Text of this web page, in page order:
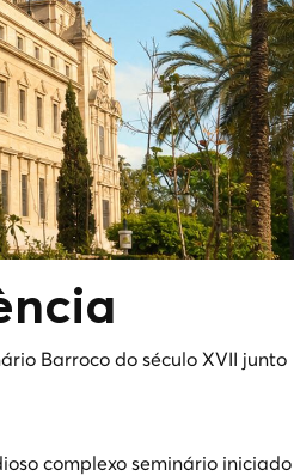
Barroco do século XVII junto
complexo seminário iniciado